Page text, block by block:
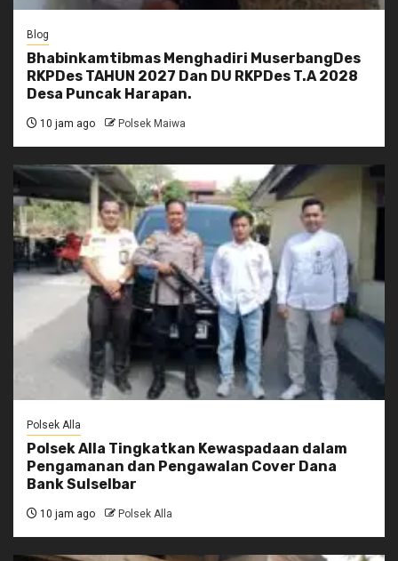
Blog
Bhabinkamtibmas Menghadiri MuserbangDes
RKPDes TAHUN 2027 Dan DU RKPDes T.A 2028
Desa Puncak Harapan.
10 jam ago Polsek Maiwa
Polsek Alla
Polsek Alla Tingkatkan Kewaspadaan dalam
Pengamanan dan Pengawalan Cover Dana
Bank Sulselbar
10 jam ago Polsek Alla